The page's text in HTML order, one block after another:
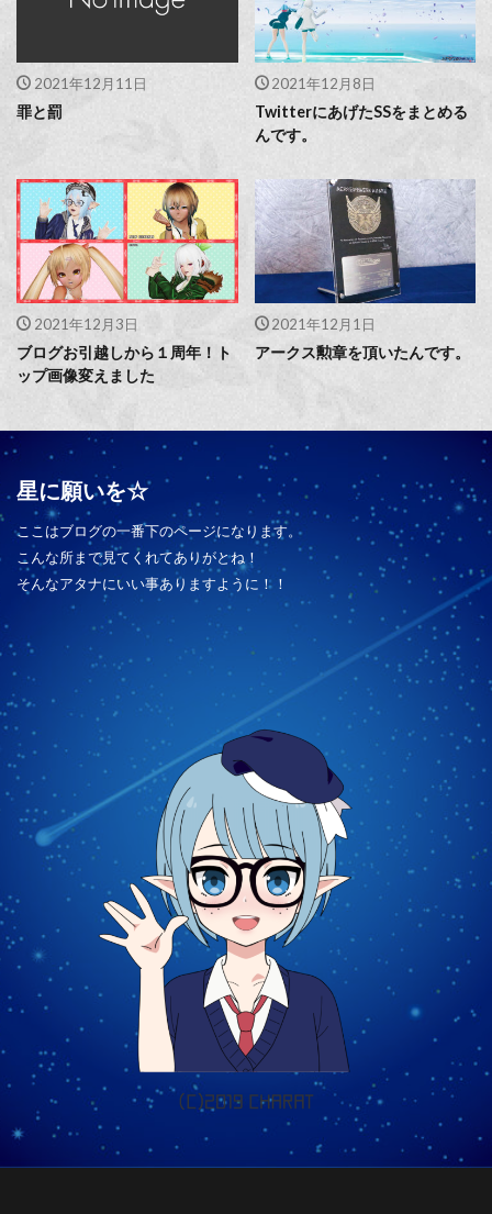
2021年12月11日
罪と罰
2021年12月8日
TwitterにあげたSSをまとめる
んです。
2021年12月3日
ブログお引越しから１周年！ト
ップ画像変えました
2021年12月1日
アークス勲章を頂いたんです。
星に願いを☆
ここはブログの一番下のページになります。
こんな所まで見てくれてありがとね！
そんなアタナにいい事ありますように！！